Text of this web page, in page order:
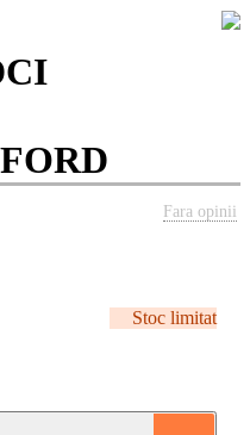
Fara opinii
Stoc limitat